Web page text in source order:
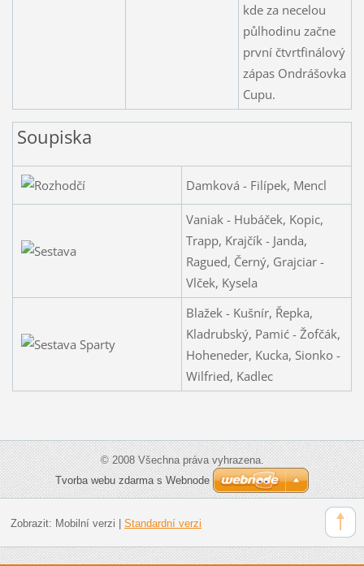
kde za necelou
půlhodinu začne
první čtvrtfinálový
zápas Ondrášovka
Cupu.
Soupiska
Damková - Filípek, Mencl
Vaniak - Hubáček, Kopic,
Trapp, Krajčík - Janda,
Ragued, Černý, Grajciar -
Vlček, Kysela
Blažek - Kušnír, Řepka,
Kladrubský, Pamić - Žofčák,
Hoheneder, Kucka, Sionko -
Wilfried, Kadlec
© 2008 Všechna práva vyhrazena.
Tvorba webu zdarma s Webnode
Zobrazit: Mobilní verzi Standardní verzi